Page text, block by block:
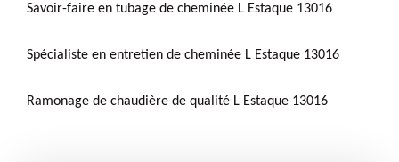
Savoir-faire en tubage de cheminée L Estaque 13016
Spécialiste en entretien de cheminée L Estaque 13016
Ramonage de chaudière de qualité L Estaque 13016